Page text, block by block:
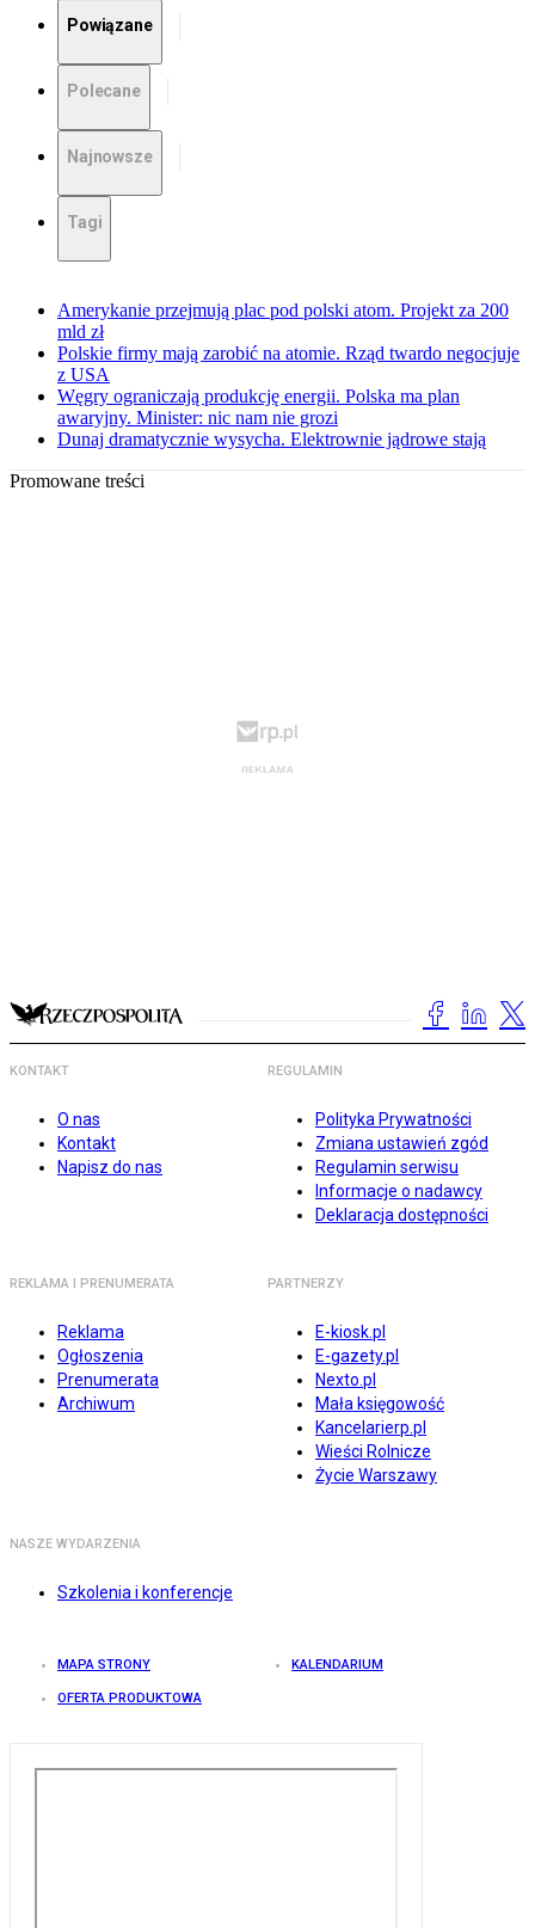
Powiązane
Polecane
Najnowsze
Tagi
Amerykanie przejmują plac pod polski atom. Projekt za 200
mld zł
Polskie firmy mają zarobić na atomie. Rząd twardo negocjuje
z USA
Węgry ograniczają produkcję energii. Polska ma plan
awaryjny. Minister: nic nam nie grozi
Dunaj dramatycznie wysycha. Elektrownie jądrowe stają
Promowane treści
KONTAKT
O nas
Kontakt
Napisz do nas
REGULAMIN
Polityka Prywatności
Zmiana ustawień zgód
Regulamin serwisu
Informacje o nadawcy
Deklaracja dostępności
REKLAMA I PRENUMERATA
Reklama
Ogłoszenia
Prenumerata
Archiwum
PARTNERZY
E-kiosk.pl
E-gazety.pl
Nexto.pl
Mała księgowość
Kancelarierp.pl
Wieści Rolnicze
Życie Warszawy
NASZE WYDARZENIA
Szkolenia i konferencje
MAPA STRONY KALENDARIUM
OFERTA PRODUKTOWA